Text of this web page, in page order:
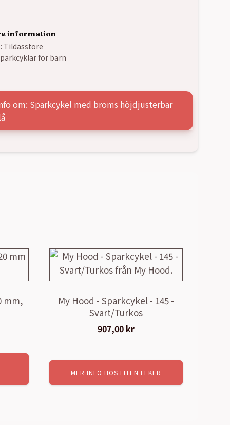
information
Tildasstore
för barn
om: Sparkcykel med broms höjdjusterbar
mm,
My Hood - Sparkcykel - 145 -
Svart/Turkos
907,00 kr
MER INFO HOS LITEN LEKER